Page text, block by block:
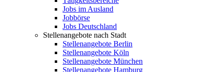
Jobs im Ausland
Jobbörse
Jobs Deutschland
Stellenangebote nach Stadt
Stellenangebote Berlin
Stellenangebote Köln
Stellenangebote München
Stellenangebote Hamburg